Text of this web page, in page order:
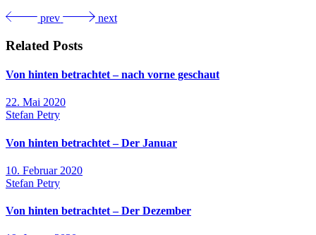
prev next
Related Posts
Von hinten betrachtet – nach vorne geschaut
22. Mai 2020
Stefan Petry
Von hinten betrachtet – Der Januar
10. Februar 2020
Stefan Petry
Von hinten betrachtet – Der Dezember